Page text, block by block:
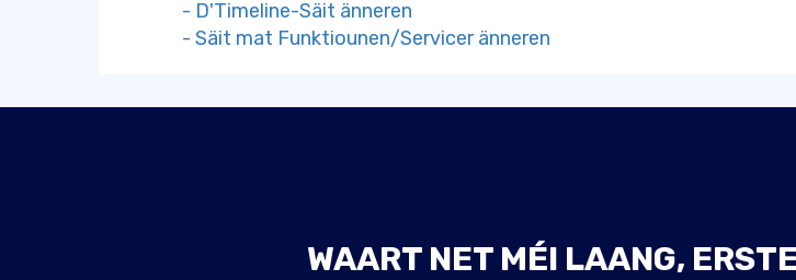
- D'Timeline-Säit änneren
- Säit mat Funktiounen/Servicer änneren
WAART NET MÉI LAANG,